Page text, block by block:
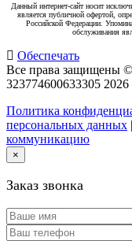
Данный интернет-сайт носит
является публичной офертой,
Российской Федерации.
обслуживания
Обеспечать
Все права защищены
323774600633305 2026
Политика
персональных данных |
коммуникацию
×
Заказ звонка